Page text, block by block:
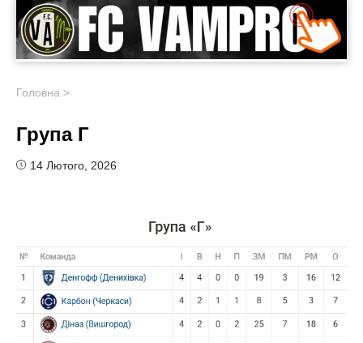
Головна >
Група Г
14 Лютого, 2026